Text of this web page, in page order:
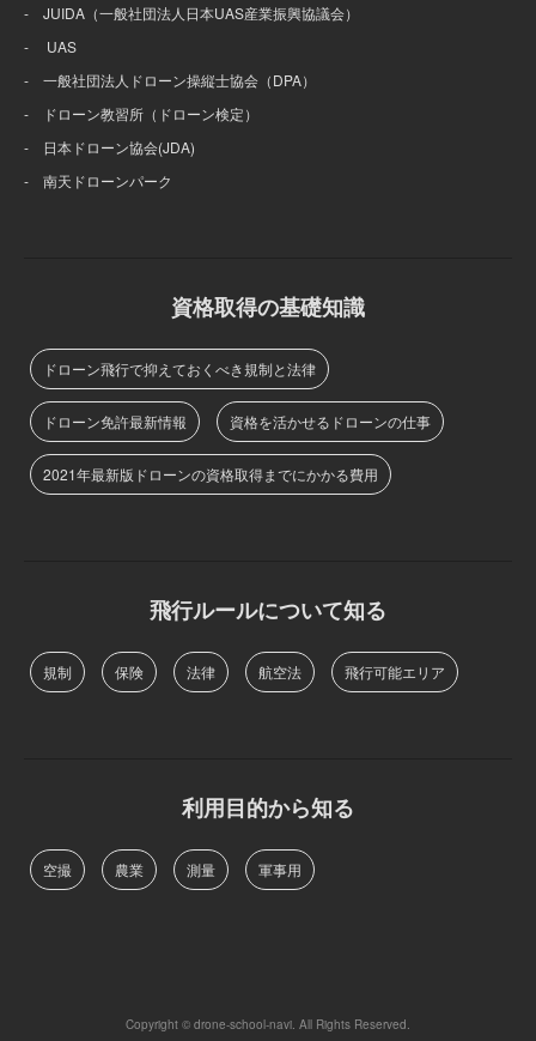
- JUIDA（一般社団法人日本UAS産業振興協議会）
- UAS
- 一般社団法人ドローン操縦士協会（DPA）
- ドローン教習所（ドローン検定）
- 日本ドローン協会(JDA)
- 南天ドローンパーク
資格取得の基礎知識
ドローン飛行で抑えておくべき規制と法律
ドローン免許最新情報 資格を活かせるドローンの仕事
2021年最新版ドローンの資格取得までにかかる費用
飛行ルールについて知る
規制 保険 法律 航空法 飛行可能エリア
利用目的から知る
空撮 農業 測量 軍事用
Copyright © drone-school-navi. All Rights Reserved.